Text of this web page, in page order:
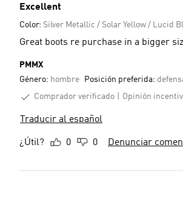
Excellent
Color: Silver Metallic / Solar Yellow / Lucid
PMMX
Género: hombre Posición preferida:
Comprador verificado
Opinión
Traducir al español
¿Útil? 0 0 Denunciar